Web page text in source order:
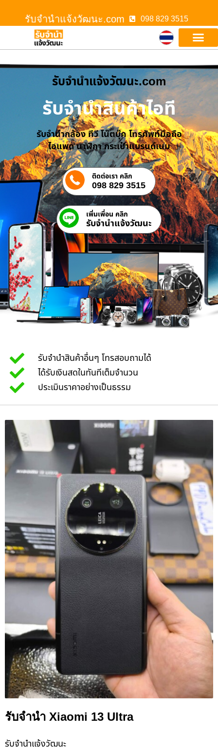
รับจํานําแจ้งวัฒนะ.com 098 829 3515
รับจํานําแจ้งวัฒนะ.com
รับจำนำสินค้าไอที
รับจำนำกล้อง ทีวี โน๊ตบุ๊ค โทรศัพท์มือถือ
ไอแพด นาฬิกา กระเป๋าแบรนด์เนม
ติดต่อเรา คลิก
098 829 3515
เพิ่มเพื่อน คลิก
รับจํานําแจ้งวัฒนะ
รับจำนำสินค้าอื่นๆ โทรสอบถามได้
ได้รับเงินสดในทันทีเต็มจำนวน
ประเมินราคาอย่างเป็นธรรม
รับจำนำ Xiaomi 13 Ultra
รับจํานําแจ้งวัฒนะ